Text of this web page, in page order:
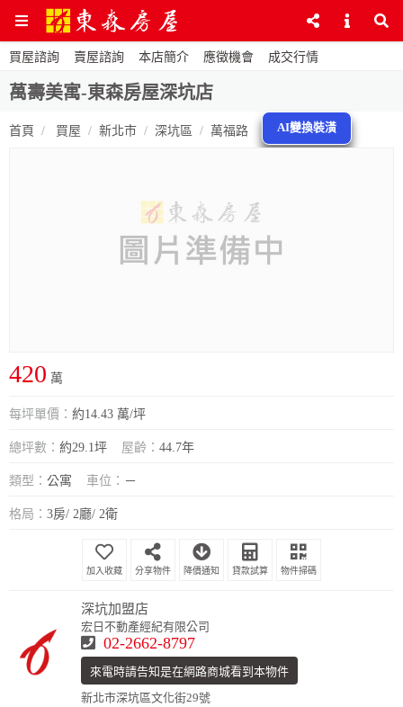
買屋諮詢 賣屋諮詢 本店簡介 應徵機會 成交行情
萬壽美寓-東森房屋深坑店
首頁 買屋 新北市 深坑區 萬福路 AI變換裝潢
420 萬
每坪單價： 約14.43 萬/坪
總坪數： 約29.1坪 屋齡： 44.7年
類型： 公寓 車位： －
格局： 3房/ 2廳/ 2衛
分享物件 降價通知 貸款試算 物件掃碼
深坑加盟店
宏日不動產經紀有限公司
02-2662-8797
來電時請告知是在網路商城看到本物件
新北市深坑區文化街29號